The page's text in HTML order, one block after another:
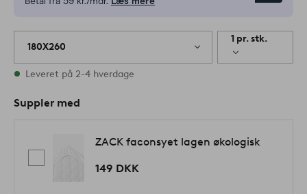
180X260
1 pr. stk.
På lager
Leveret på 2-4 hverdage
Suppler med
ZACK faconsyet lagen økologisk
149 DKK